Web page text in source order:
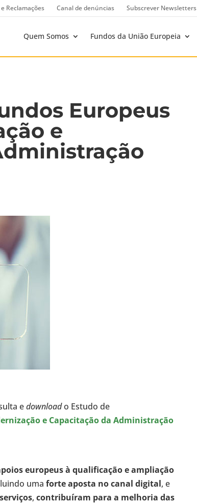
Reclamações Canal de denúncias Subscrever Newsletters
Quem Somos Fundos da União Europeia
Europeus
e
edownloado Estudo de
e Capacitação da Administração
europeus à qualificação e ampliação
umaforte aposta no canal digital, e
,contribuíram para a melhoria das